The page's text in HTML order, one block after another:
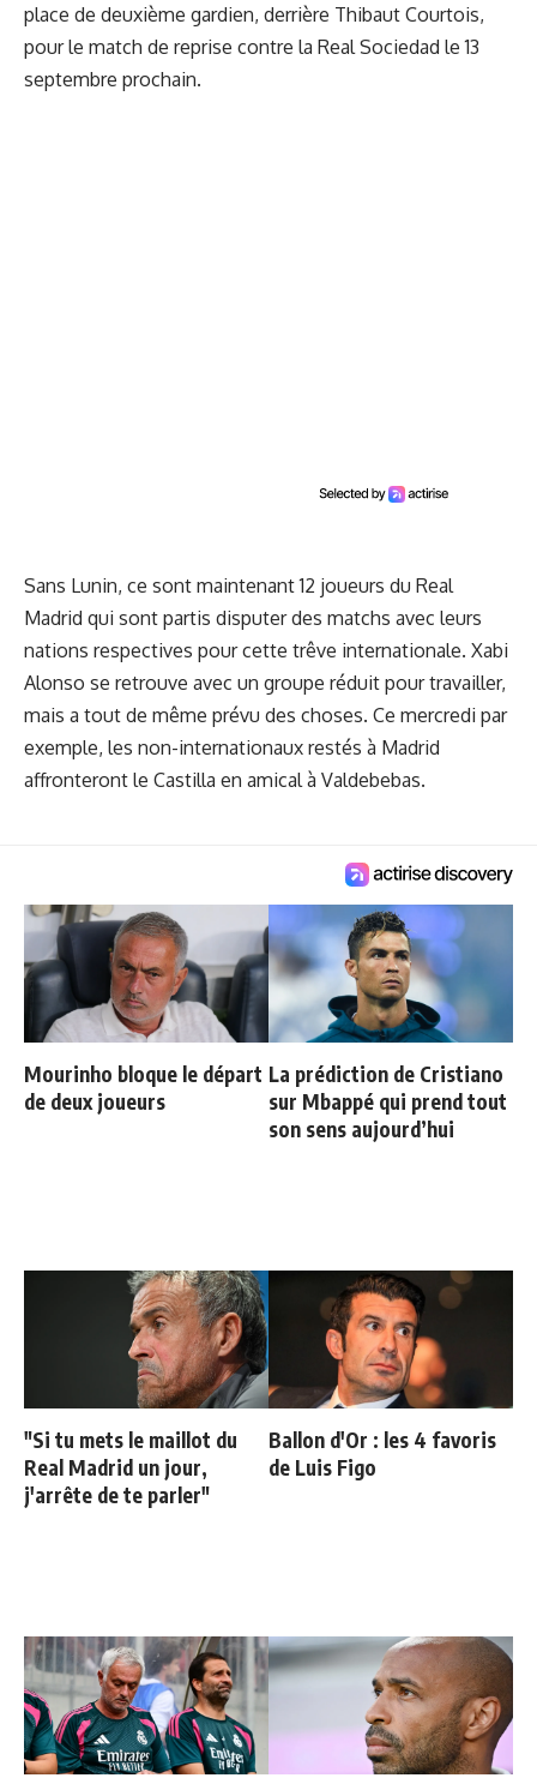
place de deuxième gardien, derrière Thibaut Courtois,
pour le match de reprise contre la Real Sociedad le 13
septembre prochain.
Sans Lunin, ce sont maintenant12 joueurs du Real
Madrid qui sont partis disputer des matchs avec leurs
nations respectives pour cette trêve internationale. Xabi
Alonso se retrouve avec un groupe réduit pour travailler,
mais a tout de même prévu des choses. Ce mercredi par
exemple, les non-internationaux restés à Madrid
affronteront le Castilla en amical à Valdebebas.
Mourinho bloque le départ
de deux joueurs
La prédiction de Cristiano
sur Mbappé qui prend tout
son sens aujourd’hui
"Si tu mets le maillot du
Real Madrid un jour,
j'arrête de te parler"
Ballon d'Or : les 4 favoris
de Luis Figo